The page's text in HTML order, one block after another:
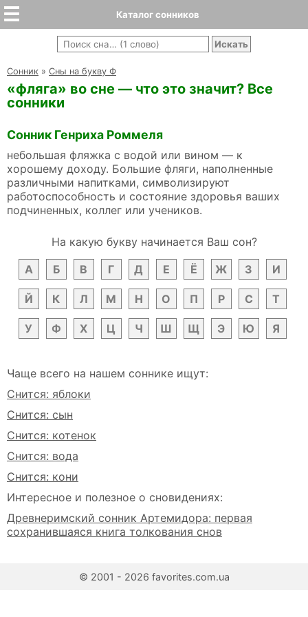
Каталог сонников
Cонник » Сны на букву Ф
«фляга» во сне — что это значит? Все
сонники
Сонник Генриха Роммеля
небольшая фляжка с водой или вином — к
хорошему доходу. Большие фляги, наполненные
различными напитками, символизируют
работоспособность и состояние здоровья ваших
подчиненных, коллег или учеников.
На какую букву начинается Ваш сон?
А
Б В Г Д Е Ё Ж З И
Й К Л М Н О П Р С Т
У Ф Х Ц Ч Ш Щ Э Ю Я
Чаще всего на нашем соннике ищут:
Снится: яблоки
Снится: сын
Снится: котенок
Снится: вода
Снится: кони
Интересное и полезное о сновидениях:
Древнеримский сонник Артемидора: первая
сохранившаяся книга толкования снов
© 2001 - 2026 favorites.com.ua